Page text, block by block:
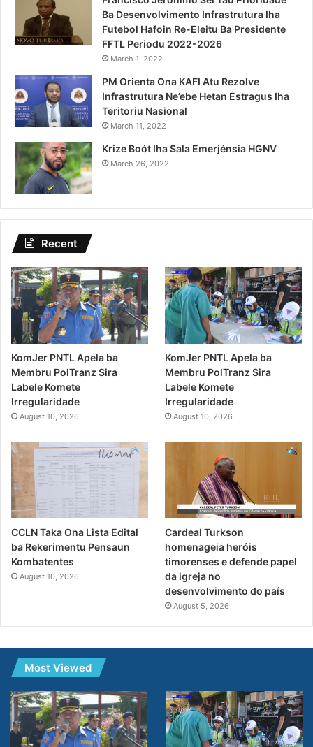
Ba Desenvolvimento Infrastrutura Iha
Futebol Hafoin Re-Eleitu Ba Presidente
FFTL Periodu 2022-2026
March 1, 2022
PM Orienta Ona KAFI Atu Rezolve
Infrastrutura Ne’ebe Hetan Estragus Iha
Teritoriu Nasional
March 11, 2022
Krize Boót Iha Sala Emerjénsia HGNV
March 26, 2022
Recent
KomJer PNTL Apela ba
Membru PolTranz Sira
Labele Komete
Irregularidade
August 10, 2026
KomJer PNTL Apela ba
Membru PolTranz Sira
Labele Komete
Irregularidade
August 10, 2026
CCLN Taka Ona Lista Edital
ba Rekerimentu Pensaun
Kombatentes
August 10, 2026
Cardeal Turkson
homenageia heróis
timorenses e defende papel
da igreja no
desenvolvimento do país
August 5, 2026
Most Viewed